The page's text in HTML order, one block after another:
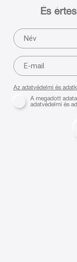
És
Az adatvédelmi és
A megadott